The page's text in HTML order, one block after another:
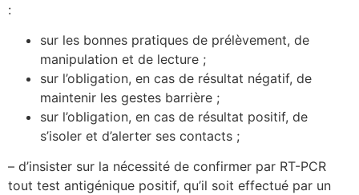
:
sur les bonnes pratiques de prélèvement, de
manipulation et de lecture ;
sur l’obligation, en cas de résultat négatif, de
maintenir les gestes barrière ;
sur l’obligation, en cas de résultat positif, de
s’isoler et d’alerter ses contacts ;
– d’insister sur la nécessité de confirmer par RT-PCR
tout test antigénique positif, qu’il soit effectué par un